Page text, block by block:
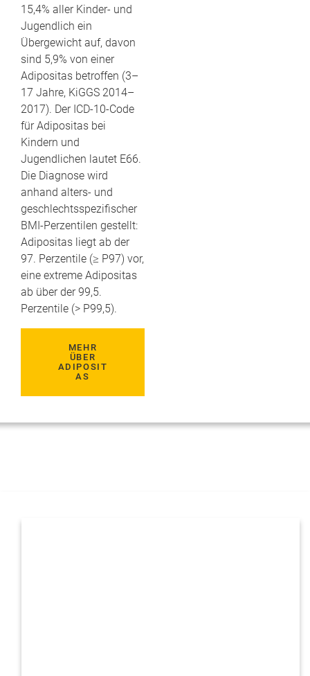
15,4% aller Kinder- und
Jugendlich ein
Übergewicht auf, davon
sind 5,9% von einer
Adipositas betroffen (3–
17 Jahre, KiGGS 2014–
2017). Der ICD-10-Code
für Adipositas bei
Kindern und
Jugendlichen lautet E66.
Die Diagnose wird
anhand alters- und
geschlechtsspezifischer
BMI-Perzentilen gestellt:
Adipositas liegt ab der
97. Perzentile (≥ P97) vor,
eine extreme Adipositas
ab über der 99,5.
Perzentile (> P99,5).
MEHR
ÜBER
ADIPOSIT
AS